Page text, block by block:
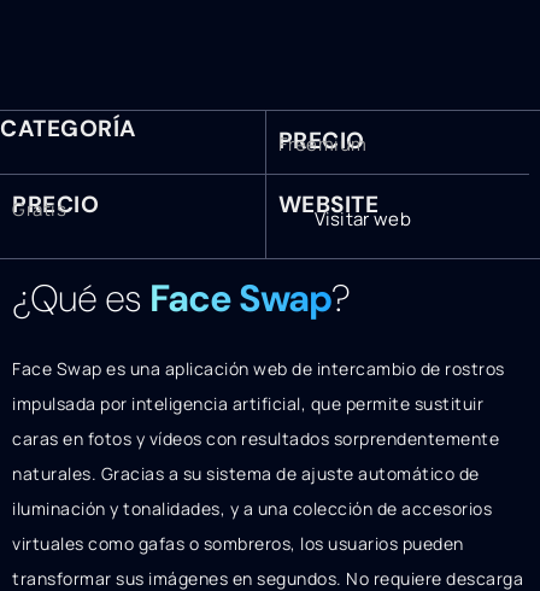
CATEGORÍA PRECIO
Freemium
PRECIO
Gratis WEBSITE
Visitar web
¿Qué es Face Swap?
Face Swap es una aplicación web de intercambio de rostros
impulsada por inteligencia artificial, que permite sustituir
caras en fotos y vídeos con resultados sorprendentemente
naturales. Gracias a su sistema de ajuste automático de
iluminación y tonalidades, y a una colección de accesorios
virtuales como gafas o sombreros, los usuarios pueden
transformar sus imágenes en segundos. No requiere descarga